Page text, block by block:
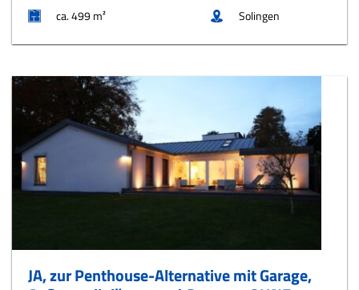
ca. 499 m² Solingen
JA, zur Penthouse-Alternative mit Garage,